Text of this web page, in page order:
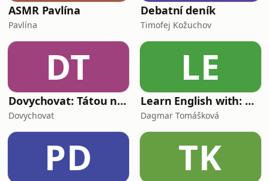
ASMR Pavlína
Pavlína
Debatní deník
Timofej Kožuchov
DT
Dovychovat: Tátou na celý život
Dovychovat
LE
Learn English with: My Life and Other Funny Stories
Dagmar Tomášková
PD TK